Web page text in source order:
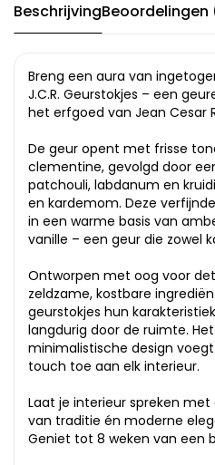
BeschrijvingBeoordelingen
Breng een aura van
J.C.R. Geurstokjes – een
het erfgoed van Jean Cesar
De geur opent met frisse
clementine, gevolgd door
patchouli, labdanum en
en kardemom. Deze
in een warme basis van
vanille – een geur die zowel
Ontworpen met oog voor
zeldzame, kostbare
geurstokjes hun
langdurig door de ruimte.
minimalistische design
touch toe aan elk interieur.
Laat je interieur spreken
van traditie én moderne
Geniet tot 8 weken van een